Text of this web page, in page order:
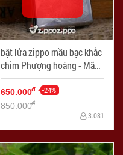
bật lửa zippo mầu bạc khắc
chim Phượng hoàng - Mã
SP: ZPC1451
650.000đ -24%
850.000đ
3.081